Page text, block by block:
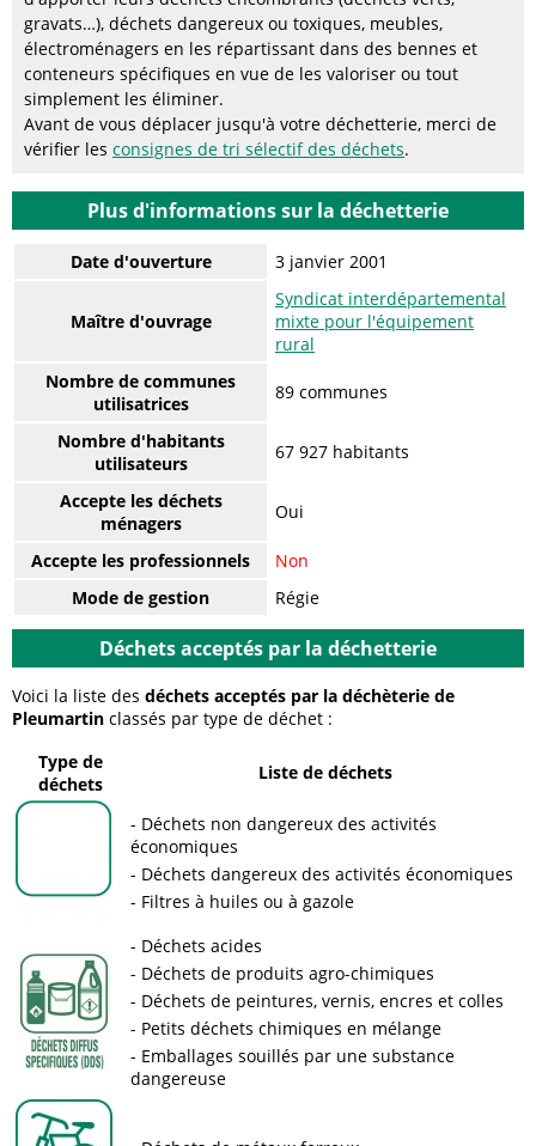
gravats…), déchets dangereux ou toxiques, meubles,
électroménagers en les répartissant dans des bennes et
conteneurs spécifiques en vue de les valoriser ou tout
simplement les éliminer.
Avant de vous déplacer jusqu'à votre déchetterie, merci de
vérifier les consignes de tri sélectif des déchets.
Plus d'informations sur la déchetterie
Date d'ouverture 3 janvier 2001
Maître d'ouvrage
Syndicat interdépartemental
mixte pour l'équipement
rural
Nombre de communes
utilisatrices
89 communes
Nombre d'habitants
utilisateurs
67 927 habitants
Accepte les déchets
ménagers
Oui
Accepte les professionnels
Non
Mode de gestion
Régie
Déchets acceptés par la déchetterie
Voici la liste des déchets acceptés par la déchèterie de
Pleumartin classés par type de déchet :
Type de
déchets
Liste de déchets
Déchets non dangereux des activités
économiques
Déchets dangereux des activités économiques
Filtres à huiles ou à gazole
Déchets acides
Déchets de produits agro-chimiques
Déchets de peintures, vernis, encres et colles
Petits déchets chimiques en mélange
Emballages souillés par une substance
dangereuse